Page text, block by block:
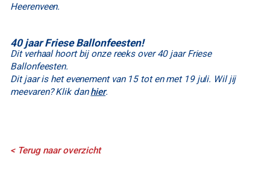
Heerenveen.
40 jaar Friese Ballonfeesten!
Dit verhaal hoort bij onze reeks over 40 jaar Friese
Ballonfeesten.
Dit jaar is het evenement van 15 tot en met 19 juli. Wil jij
meevaren? Klik danhier.
< Terug naar overzicht